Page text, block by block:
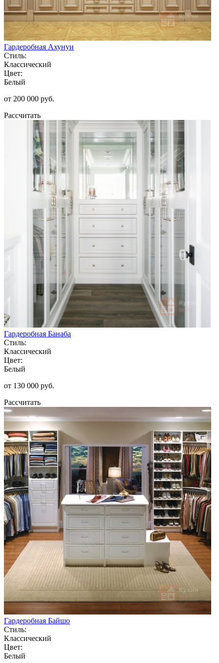
Гардеробная Ахунуи
Стиль:
Классический
Цвет:
Белый
от 200 000 руб.
Рассчитать
Гардеробная Банаба
Стиль:
Классический
Цвет:
Белый
от 130 000 руб.
Рассчитать
Гардеробная Байшо
Стиль:
Классический
Цвет:
Белый